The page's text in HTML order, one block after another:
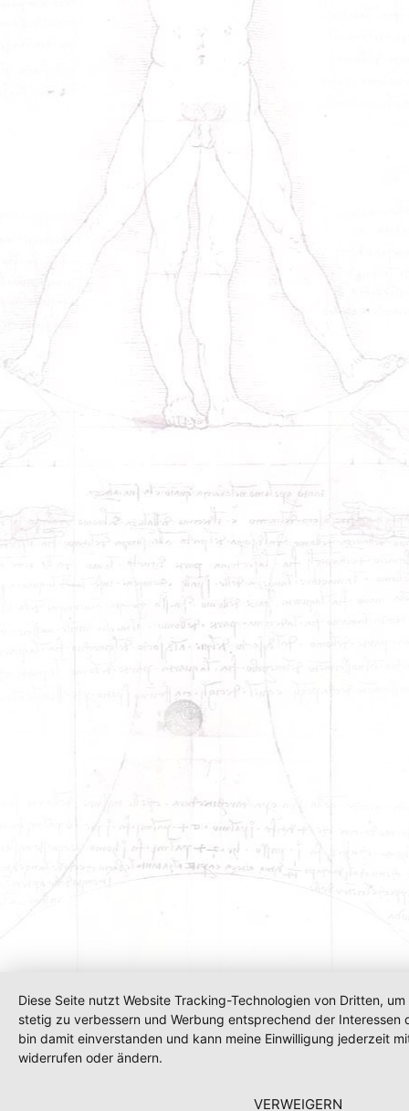
Diese Seite nutzt Website Tracking-Technologien von Dritten,
stetig zu verbessern und Werbung entsprechend der Interessen
bin damit einverstanden und kann meine Einwilligung jederzeit
widerrufen oder ändern.
VERWEIGERN